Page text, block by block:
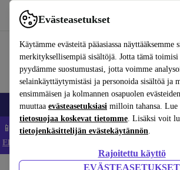
Evästeasetukset
Käytämme evästeitä pääasiassa näyttääksemme
merkityksellisempiä sisältöjä. Jotta tämä
pyydämme suostumustasi, jotta voimme
selainkäyttäytymistäsi ja personoida sisältöä ja
ensimmäisen ja kolmannen osapuolen
muuttaa evästeasetuksiasi milloin tahansa. Lue
tietosuojaa koskevat tietomme. Lisäksi voit
tietojenkäsittelijän evästekäytännön.
Rajoitettu käyttö
EVÄSTEASETUKSET
Käytä refurbed-palvelua nopeasti ja helposti
Matkapuhelimet ja älypuhelimet Kannettavat
📱 Säästä 5 % LISÄÄ iPhoneista – Koodi:
Ehdot ja säännöt
Matkapuhelimet ja älypuhelimet